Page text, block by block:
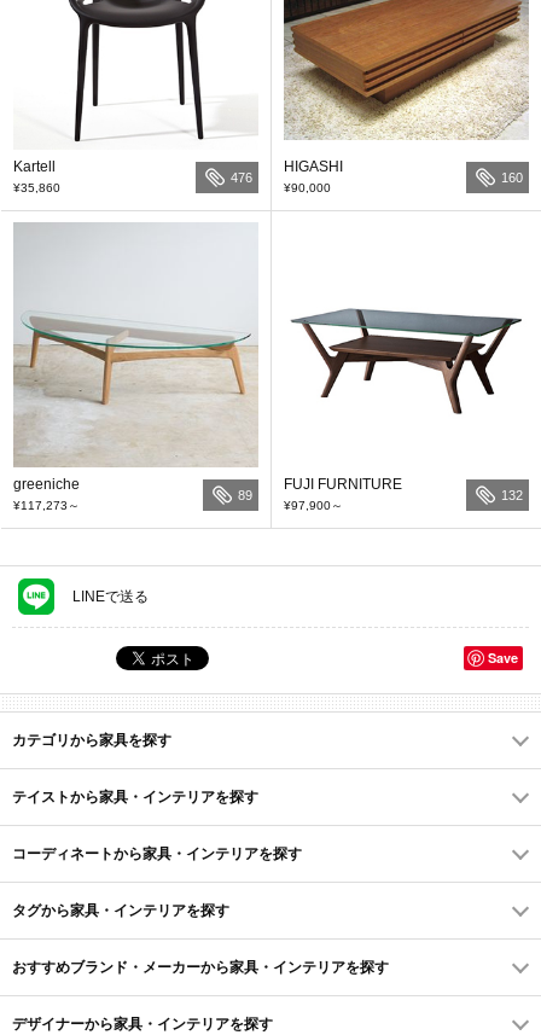
Kartell
¥35,860
476
HIGASHI
¥90,000
160
greeniche
¥117,273 ～
89
FUJI FURNITURE
¥97,900～
132
LINEで送る
Save
カテゴリから家具を探す
テイストから家具・インテリアを探す
コーディネートから家具・インテリアを探す
タグから家具・インテリアを探す
おすすめブランド・メーカーから家具・インテリアを探す
デザイナーから家具・インテリアを探す